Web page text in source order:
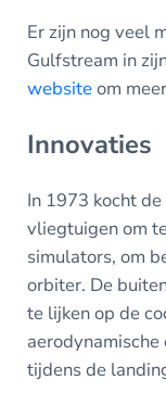
Er zijn nog veel
Gulfstream in
websiteom
Innovaties
In 1973 kocht
vliegtuigen om
simulators, om
orbiter. De
te lijken op de
tijdens de